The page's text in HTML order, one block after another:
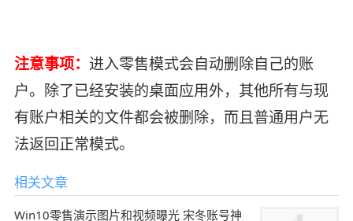
注意事项： 进入零售模式会自动删除自己的账
户。除了已经安装的桌面应用外，其他所有与现
有账户相关的文件都会被删除，而且普通用户无
法返回正常模式。
相关文章
Win10零售演示图片和视频曝光 宋冬账号神